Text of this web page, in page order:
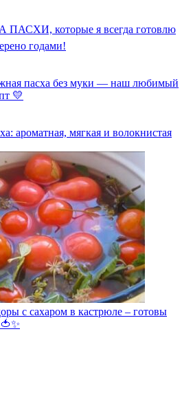
которые я всегда готовлю
годами!
пасха без муки — наш любимый
💛
ароматная, мягкая и волокнистая
с сахаром в кастрюле – готовы